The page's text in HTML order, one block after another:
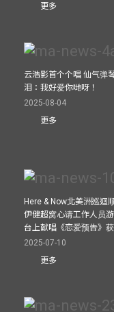
更多
云浩影首个个唱 仙气弹
泪：我好爱你哋呀！
2025-08-04
更多
Here & Now北美洲巡迴
伊健超窝心请工作人员
台上献唱《恋爱预告》
2025-07-10
更多